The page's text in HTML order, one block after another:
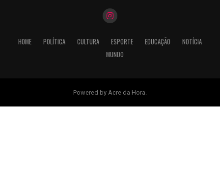
HOME POLÍTICA CULTURA ESPORTE EDUCAÇÃO
NOTÍCIA
MUNDO
Powered by Acre da Hora.